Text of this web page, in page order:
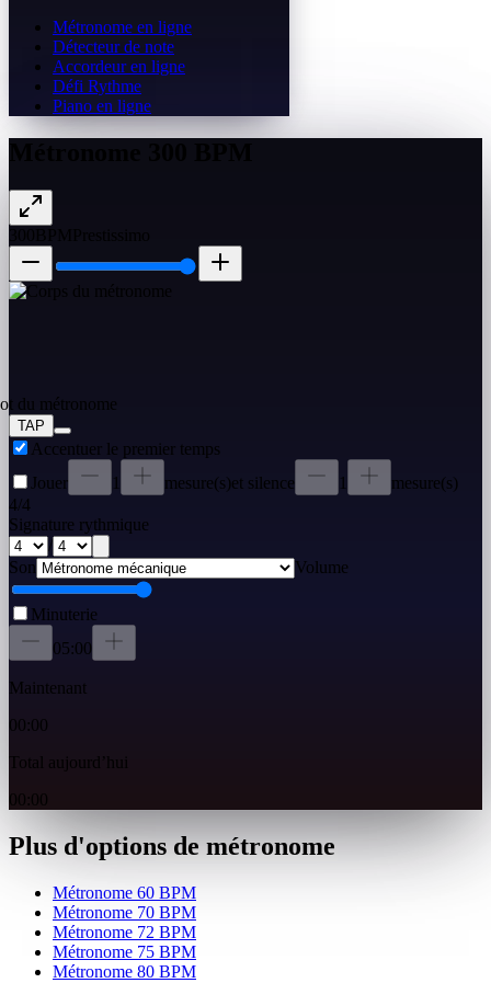
Métronome en ligne
Détecteur de note
Accordeur en ligne
Défi Rythme
Piano en ligne
TAP
Accentuer le premier temps
Jouer
1 mesure(s)et silence 1
mesure(s)
4/4
Signature rythmique
/
Son
Volume
Minuterie
05:00
Maintenant
00:00
Total aujourd’hui
00:00
Plus d'options de métronome
Métronome 60 BPM
Métronome 70 BPM
Métronome 72 BPM
Métronome 75 BPM
Métronome 80 BPM